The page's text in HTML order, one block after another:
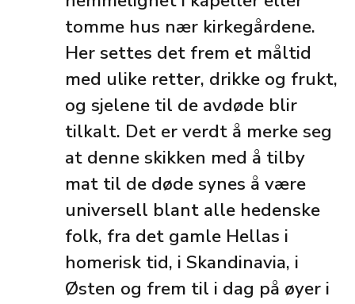
tomme hus nær kirkegårdene.
Her settes det frem et måltid
med ulike retter, drikke og frukt,
og sjelene til de avdøde blir
tilkalt. Det er verdt å merke seg
at denne skikken med å tilby
mat til de døde synes å være
universell blant alle hedenske
folk, fra det gamle Hellas i
homerisk tid, i Skandinavia, i
Østen og frem til i dag på øyer i